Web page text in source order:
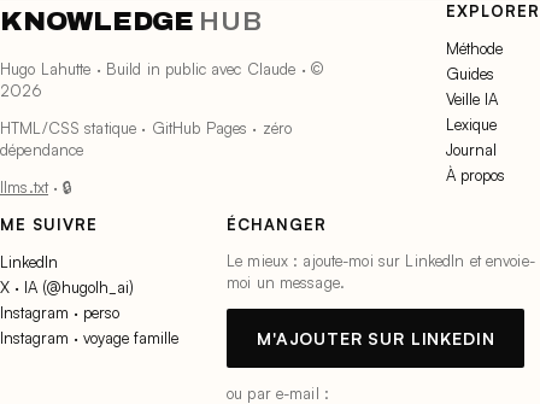
KNOWLEDGE HUB
Hugo Lahutte · Build in public avec Claude · ©
2026
HTML/CSS statique · GitHub Pages · zéro
dépendance
llms.txt·🔒
EXPLORER
Méthode
Guides
Veille IA
Lexique
Journal
À propos
ME SUIVRE
LinkedIn
X · IA (@hugolh_ai)
Instagram · perso
Instagram · voyage famille
ÉCHANGER
Le mieux : ajoute-moi sur LinkedIn et envoie-
moi un message.
M'AJOUTER SUR LINKEDIN
ou par e-mail :